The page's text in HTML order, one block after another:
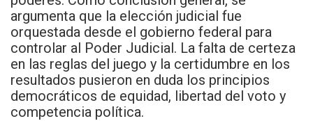
argumenta que la elección judicial fue
orquestada desde el gobierno federal para
controlar al Poder Judicial. La falta de certeza
en las reglas del juego y la certidumbre en los
resultados pusieron en duda los principios
democráticos de equidad, libertad del voto y
competencia política.